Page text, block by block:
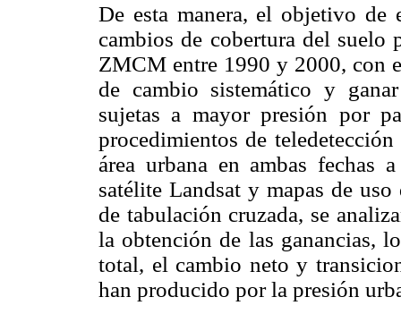
De esta manera, el objetivo de
cambios de cobertura del suelo
ZMCM entre 1990 y 2000, con
de cambio sistemático y
sujetas a mayor presión por
procedimientos de
área urbana en ambas fechas
satélite Landsat y mapas de
de tabulación cruzada, se
la obtención de las ganancias,
total, el cambio neto y
han producido por la presión